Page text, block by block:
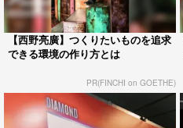
【西野亮廣】つくりたいものを追求
できる環境の作り方とは
PR(FINCHI on GOETHE)